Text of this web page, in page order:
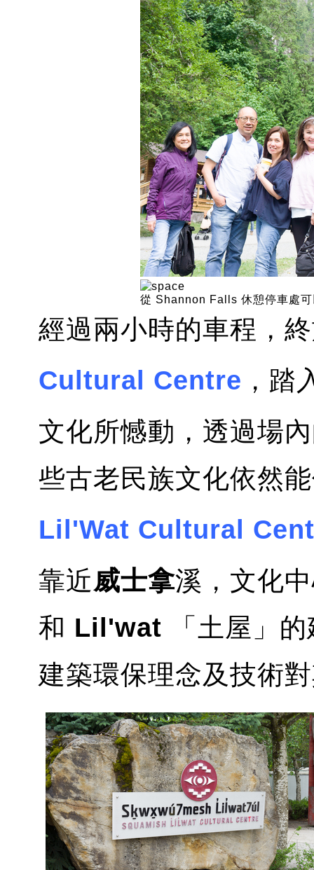
從 Shannon Falls 休憩停車處
經過兩小時的車程，
Cultural Centre ，踏
文化所憾動，透過場
些古老民族文化依然
Lil'Wat Cultural
靠近威士拿溪，文化
和 Lil'wat 「土屋」
建築環保理念及技術